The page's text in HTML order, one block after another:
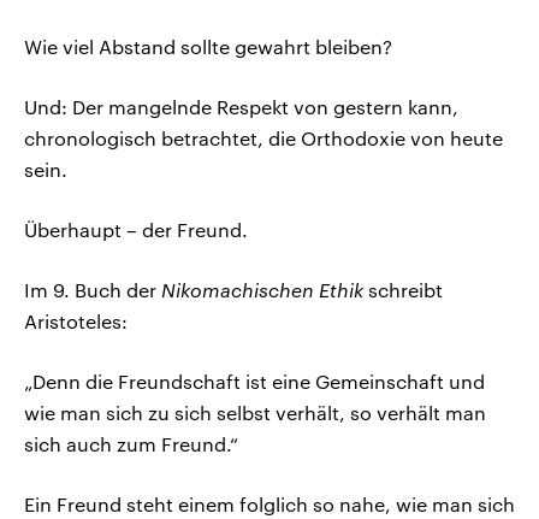
Wie viel Abstand sollte gewahrt bleiben?
Und: Der mangelnde Respekt von gestern kann,
chronologisch betrachtet, die Orthodoxie von heute
sein.
Überhaupt – der Freund.
Im 9. Buch der Nikomachischen Ethikschreibt
Aristoteles:
„Denn die Freundschaft ist eine Gemeinschaft und
wie man sich zu sich selbst verhält, so verhält man
sich auch zum Freund.“
Ein Freund steht einem folglich so nahe, wie man sich